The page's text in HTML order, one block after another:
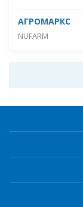
АГРОМАРКС
NUFARM